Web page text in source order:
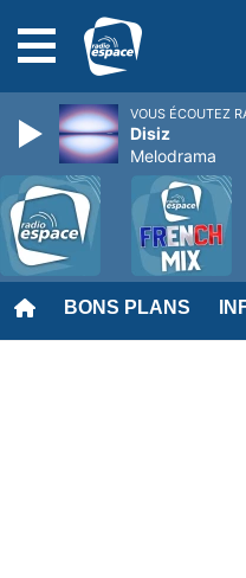
BONS PLANS
VOUS ÉCOUTEZ
Disiz
Melodrama